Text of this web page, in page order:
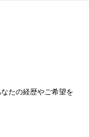
たの経歴やご希望を